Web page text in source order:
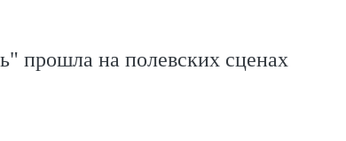
прошла на полевских сценах